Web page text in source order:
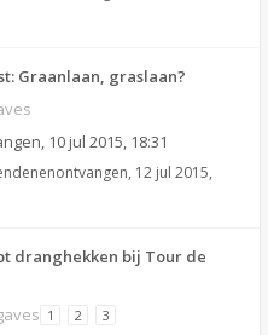
Graanlaan, graslaan?
, 10 jul 2015, 18:31
, 12 jul 2015,
dranghekken bij Tour de
1 2 3